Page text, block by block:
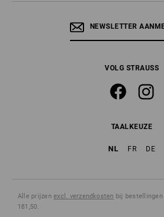
NEWSLETTER
VOLG STRAUSS
TAALKEUZE
NL FR DE
Alle prijzenexcl. verzendkosten bij bestellingen
181,50.